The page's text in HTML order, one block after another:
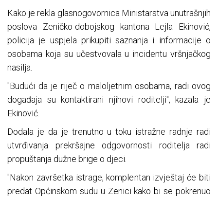
Kako je rekla glasnogovornica Ministarstva unutrašnjih
poslova Zeničko-dobojskog kantona Lejla Ekinović,
policija je uspjela prikupiti saznanja i informacije o
osobama koja su učestvovala u incidentu vršnjačkog
nasilja.
"Budući da je riječ o maloljetnim osobama, radi ovog
događaja su kontaktirani njihovi roditelji", kazala je
Ekinović.
Dodala je da je trenutno u toku istražne radnje radi
utvrđivanja prekršajne odgovornosti roditelja radi
propuštanja dužne brige o djeci.
"Nakon završetka istrage, komplentan izvještaj će biti
predat Općinskom sudu u Zenici kako bi se pokrenuo